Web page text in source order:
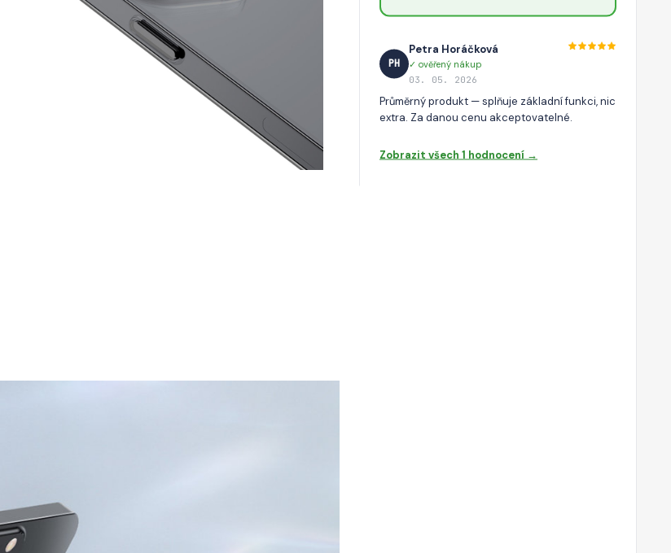
PH
Petra Horáčková
✓ ověřený nákup
03. 05. 2026
Průměrný produkt — splňuje základní funkci, nic
extra. Za danou cenu akceptovatelné.
Zobrazit všech 1 hodnocení →